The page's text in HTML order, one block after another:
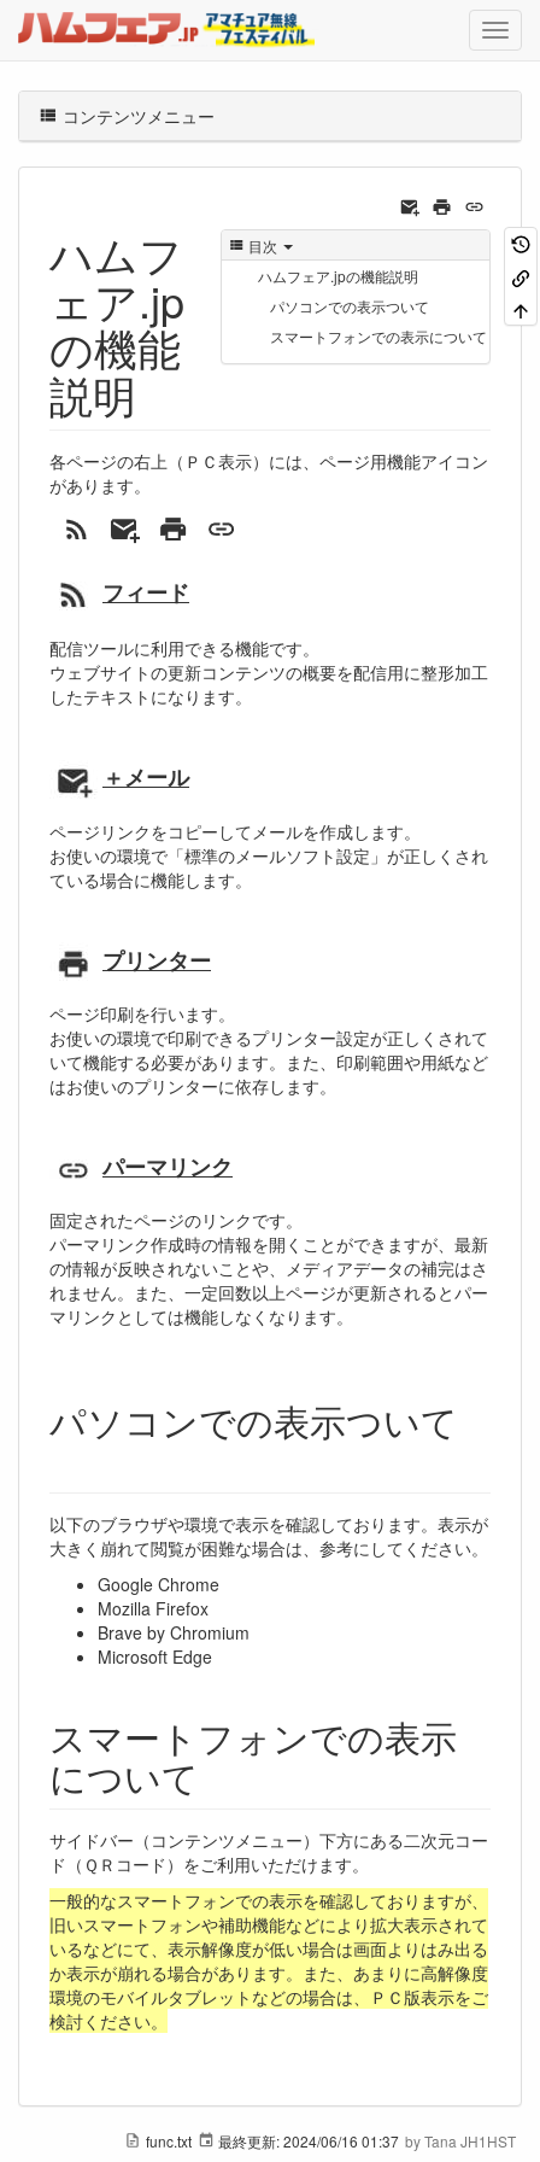
コンテンツメニュー
目次
ハムフェア.jpの機能説明
パソコンでの表示ついて
スマートフォンでの表示について
ハムフ
ェア.jp
の機能
説明
各ページの右上（ＰＣ表示）には、ページ用機能アイコン
があります。
フィード
配信ツールに利用できる機能です。
ウェブサイトの更新コンテンツの概要を配信用に整形加工
したテキストになります。
＋メール
ページリンクをコピーしてメールを作成します。
お使いの環境で「標準のメールソフト設定」が正しくされ
ている場合に機能します。
プリンター
ページ印刷を行います。
お使いの環境で印刷できるプリンター設定が正しくされて
いて機能する必要があります。また、印刷範囲や用紙など
はお使いのプリンターに依存します。
パーマリンク
固定されたページのリンクです。
パーマリンク作成時の情報を開くことができますが、最新
の情報が反映されないことや、メディアデータの補完はさ
れません。また、一定回数以上ページが更新されるとパー
マリンクとしては機能しなくなります。
パソコンでの表示ついて
以下のブラウザや環境で表示を確認しております。表示が
大きく崩れて閲覧が困難な場合は、参考にしてください。
Google Chrome
Mozilla Firefox
Brave by Chromium
Microsoft Edge
スマートフォンでの表示
について
サイドバー（コンテンツメニュー）下方にある二次元コー
ド（ＱＲコード）をご利用いただけます。
一般的なスマートフォンでの表示を確認しておりますが、
旧いスマートフォンや補助機能などにより拡大表示されて
いるなどにて、表示解像度が低い場合は画面よりはみ出る
か表示が崩れる場合があります。また、あまりに高解像度
環境のモバイルタブレットなどの場合は、ＰＣ版表示をご
検討ください。
func.txt 最終更新:2024/06/16 01:37 byTana JH1HST